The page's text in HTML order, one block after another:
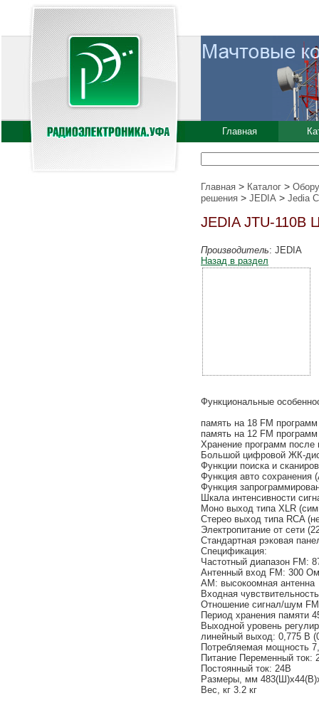
Главная
Главная > Каталог >
решения > JEDIA > Jedia
JEDIA JTU-110B
Производитель: JEDIA
Назад в раздел
Функциональные
память на 18 FM
память на 12 FM
Хранение программ после
Большой цифровой ЖК-
Функции поиска и
Функция авто сохранения
Функция
Шкала интенсивности
Моно выход типа XLR
Стерео выход типа RCA
Электропитание от сети
Стандартная рэковая
Спецификация:
Частотный диапазон FM:
Антенный вход FM: 300
AM: высокоомная антенна
Входная
Отношение сигнал/шум
Период хранения памяти
Выходной уровень
линейный выход: 0,775 В
Потребляемая мощность
Питание Переменный
Постоянный ток: 24В
Размеры, мм
Вес, кг 3.2 кг